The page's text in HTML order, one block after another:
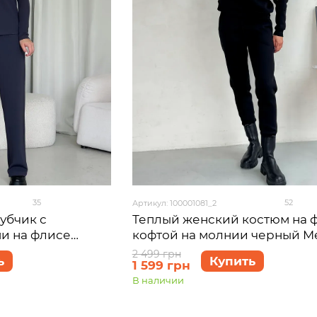
35
с
на флисе
Артикул: 100001081_2 52
Теплый женский костюм на
кофтой на молнии черный
Анже 100001081, размер 46-48
2 499 грн
1 599 грн Купить
В наличии